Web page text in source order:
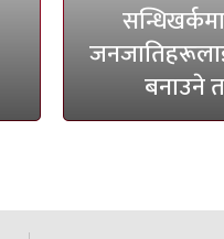
बनाउने